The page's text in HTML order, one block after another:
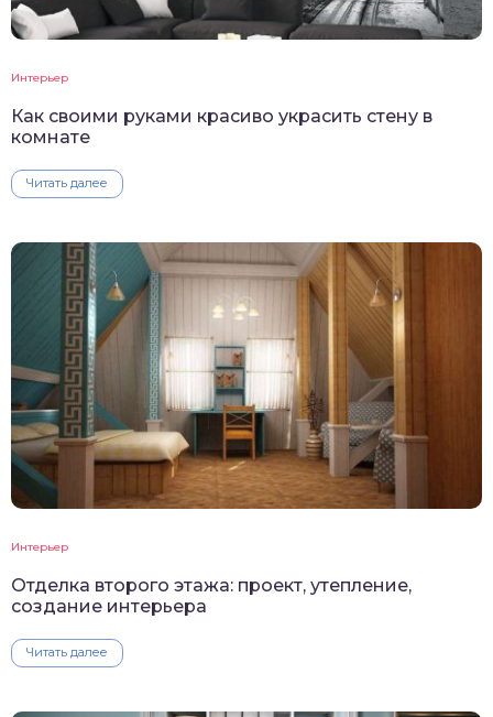
Интерьер
Как своими руками красиво украсить стену в
комнате
Читать далее
Интерьер
Отделка второго этажа: проект, утепление,
создание интерьера
Читать далее